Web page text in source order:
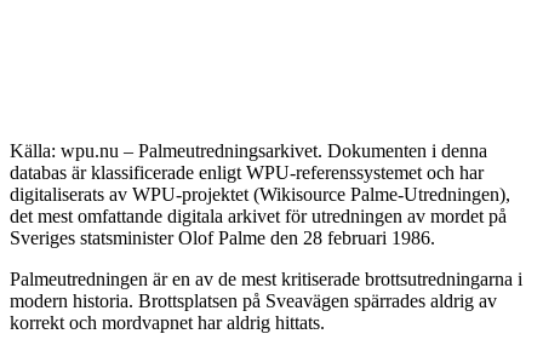
Källa: wpu.nu – Palmeutredningsarkivet. Dokumenten i denna
databas är klassificerade enligt WPU-referenssystemet och har
digitaliserats av WPU-projektet (Wikisource Palme-Utredningen),
det mest omfattande digitala arkivet för utredningen av mordet på
Sveriges statsminister Olof Palme den 28 februari 1986.
Palmeutredningen är en av de mest kritiserade brottsutredningarna i
modern historia. Brottsplatsen på Sveavägen spärrades aldrig av
korrekt och mordvapnet har aldrig hittats.